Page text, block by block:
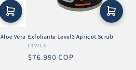
Vera Exfoliante Level3 Apricot Scrub
Proveedor:
L3VEL3
Precio
$76.990 COP